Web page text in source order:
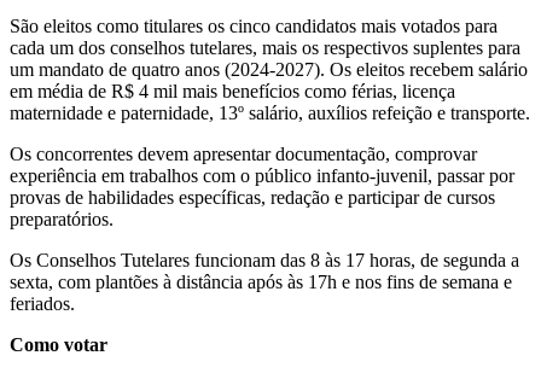
São eleitos como titulares os cinco candidatos mais votados para
cada um dos conselhos tutelares, mais os respectivos suplentes para
um mandato de quatro anos (2024-2027). Os eleitos recebem salário
em média de R$ 4 mil mais benefícios como férias, licença
maternidade e paternidade, 13º salário, auxílios refeição e transporte.
Os concorrentes devem apresentar documentação, comprovar
experiência em trabalhos com o público infanto-juvenil, passar por
provas de habilidades específicas, redação e participar de cursos
preparatórios.
Os Conselhos Tutelares funcionam das 8 às 17 horas, de segunda a
sexta, com plantões à distância após às 17h e nos fins de semana e
feriados.
Como votar